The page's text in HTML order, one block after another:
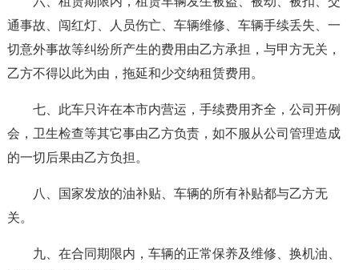
通事故、闯红灯、人员伤亡、车辆维修、车辆手续丢失、一
切意外事故等纠纷所产生的费用由乙方承担，与甲方无关，
乙方不得以此为由，拖延和少交纳租赁费用。
七、此车只许在本市内营运，手续费用齐全，公司开例
会，卫生检查等其它事由乙方负责，如不服从公司管理造成
的一切后果由乙方负担。
八、国家发放的油补贴、车辆的所有补贴都与乙方无
关。
九、在合同期限内，车辆的正常保养及维修、换机油、